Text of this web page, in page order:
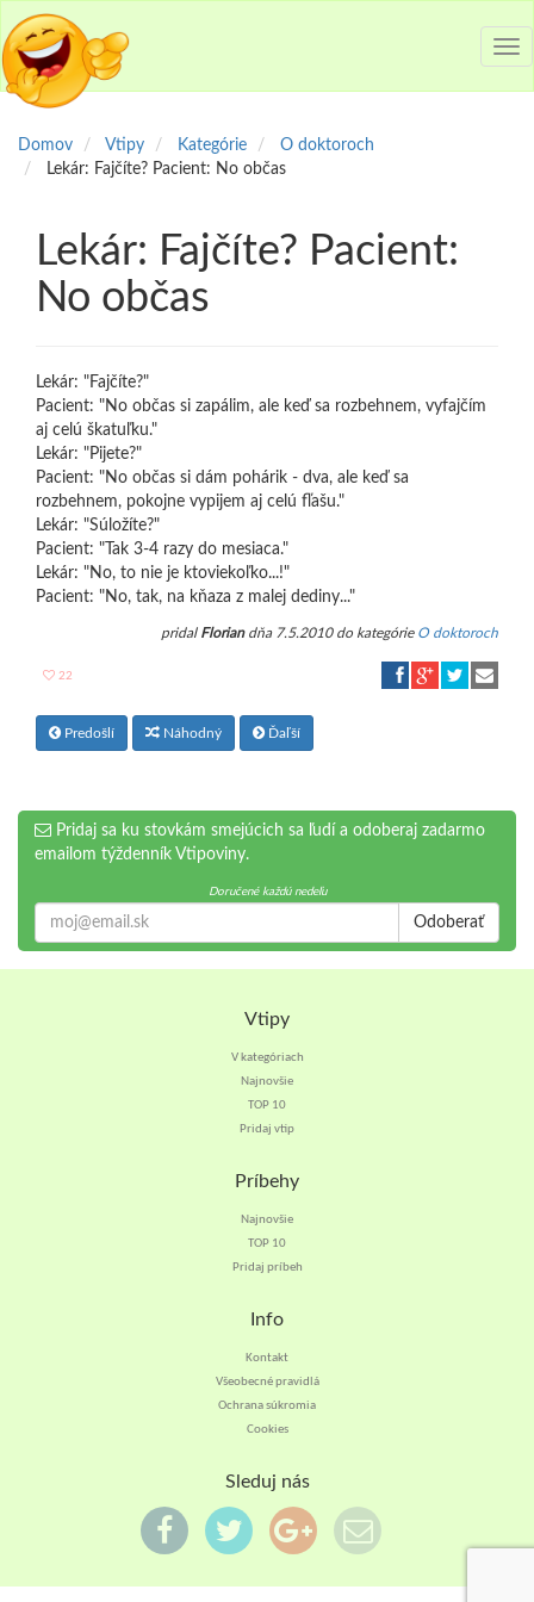
Domov Vtipy Kategórie
O doktoroch
Lekár: Fajčíte? Pacient: No občas
Lekár: Fajčíte? Pacient:
No občas
Lekár: "Fajčíte?"
Pacient: "No občas si zapálim, ale keď sa rozbehnem, vyfajčím
aj celú škatuľku."
Lekár: "Pijete?"
Pacient: "No občas si dám pohárik - dva, ale keď sa
rozbehnem, pokojne vypijem aj celú fľašu."
Lekár: "Súložíte?"
Pacient: "Tak 3-4 razy do mesiaca."
Lekár: "No, to nie je ktoviekoľko...!"
Pacient: "No, tak, na kňaza z malej dediny..."
pridal Floriandňa 7.5.2010 do kategórie O doktoroch
22
Predošlí Náhodný Ďaľší
Pridaj sa ku stovkám smejúcich sa ľudí a odoberaj zadarmo
emailom týždenník Vtipoviny.
Doručené každú nedeľu
Odoberať
Vtipy
V kategóriach
Najnovšie
TOP 10
Pridaj vtip
Príbehy
Najnovšie
TOP 10
Pridaj príbeh
Info
Kontakt
Všeobecné pravidlá
Ochrana súkromia
Cookies
Sleduj nás